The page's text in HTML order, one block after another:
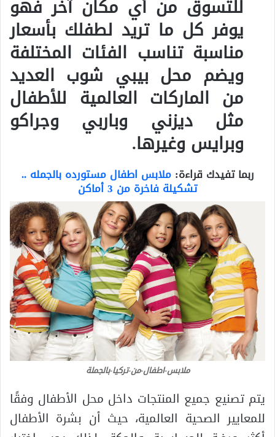
للتسوق من أي مكان آخر فهو
يوفر كل ما تريد لطفلك بأسعار
مناسبة تناسب الفئات المختلفة
ويضم محل بيبي شوب العديد
من الماركات العالمية للأطفال
مثل ديزني وباربي وجراكو
وبرايس وغيرها.
ربما تفيدك قراءة:ملابس اطفال مستورده بالجمله ..
تشكيلة فاخرة من 3 أماكن
ملابس-اطفال-من-تركيا-بالجملة
يتم تصنيع جميع المنتجات داخل محل الأطفال وفقًا
للمعايير الصحية العالمية، حيث أن بشرة الأطفال